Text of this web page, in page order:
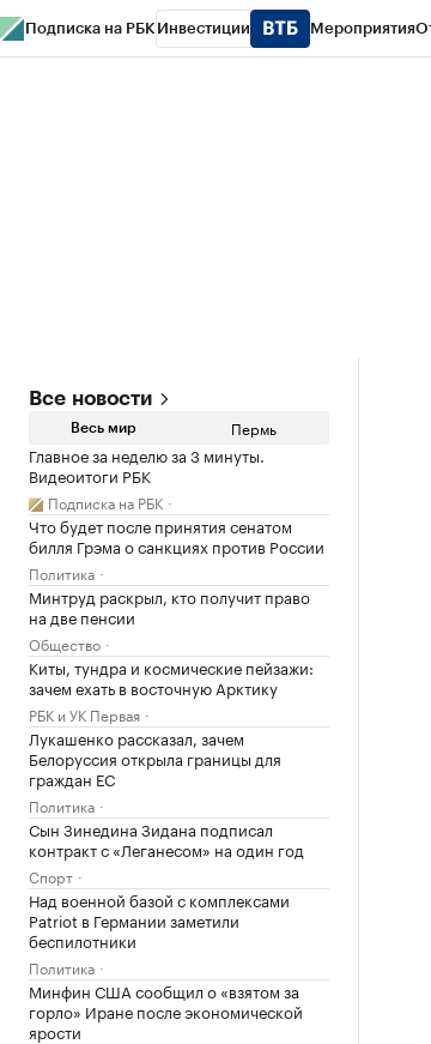
Подписка на РБК Инвестиции Мероприятия
Все новости
Весь мир Пермь
Главное за неделю за 3 минуты.
Видеоитоги РБК
Подписка на РБК
Что будет после принятия сенатом
билля Грэма о санкциях против России
Политика
Минтруд раскрыл, кто получит право
на две пенсии
Общество
Киты, тундра и космические пейзажи:
зачем ехать в восточную Арктику
РБК и УК Первая
Лукашенко рассказал, зачем
Белоруссия открыла границы для
граждан ЕС
Политика
Сын Зинедина Зидана подписал
контракт с «Леганесом» на один год
Спорт
Над военной базой с комплексами
Patriot в Германии заметили
беспилотники
Политика
Минфин США сообщил о «взятом за
горло» Иране после экономической
ярости